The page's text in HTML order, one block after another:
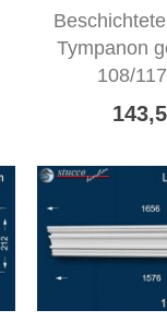
Tympanon
108/